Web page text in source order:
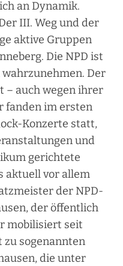
an Dynamik.
III. Weg und der
aktive Gruppen
Die NPD ist
Der
– auch wegen ihrer
fanden im ersten
Konzerte statt,
und
gerichtete
aktuell vor allem
der NPD-
der öffentlich
mobilisiert seit
sogenannten
die unter